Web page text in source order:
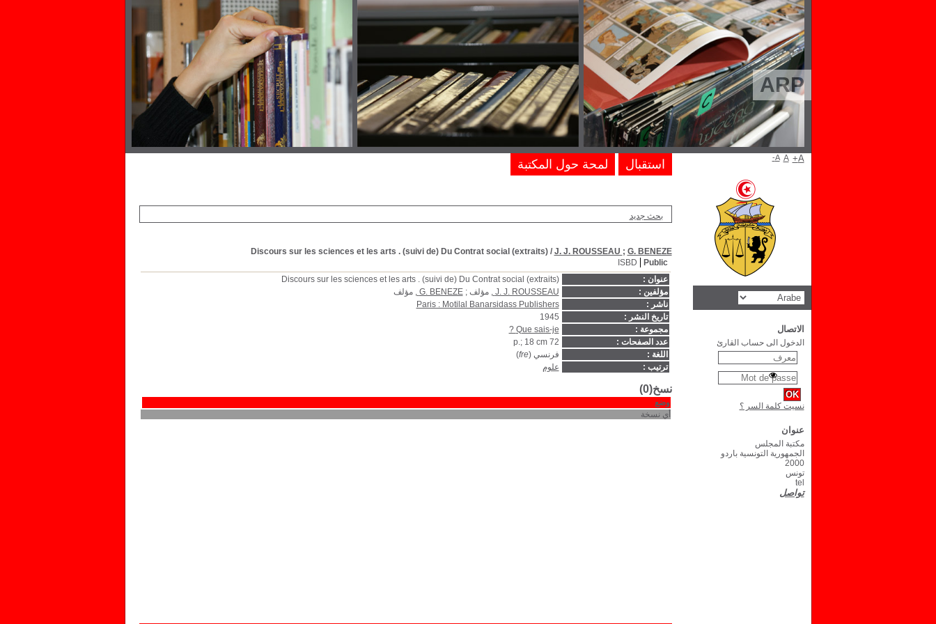
ARP
بحث جديد
Discours sur les sciences et les arts . (suivi de) Du Contrat social (extraits)/ J. J. ROUSSEAU ; G. BENEZE
Public
ISBD
عنوان :
Discours sur les sciences et les arts . (suivi de) Du Contrat social (extraits)
مؤلفين :
J. J. ROUSSEAU , مؤلف ;G. BENEZE , مؤلف
ناشر :
Paris : Motilal Banarsidass Publishers
تاريخ النشر :
1945
مجموعة :
Que sais-je ?
عدد الصفحات :
72 p.; 18 cm
اللغة :
فرنسي (fre
)
ترتيب :
علوم
نسخ(0)
وضع
أي نسخة
استقبال لمحة حول المكتبة A- A A+
الاتصال
الدخول الى حساب القارئ
نسيت كلمة السر ؟
عنوان
مكتبة المجلس
الجمهورية التونسية باردو
2000
تونس
tel
تواصل